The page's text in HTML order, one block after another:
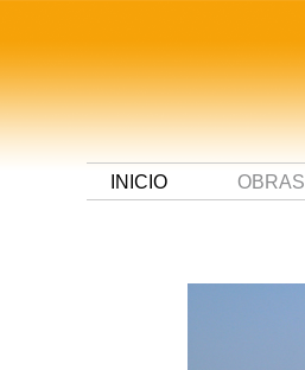
INICIO OBRAS